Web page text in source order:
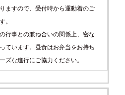
ますので、受付時から運動着のご
。
行事との兼ね合いの関係上、密な
ています。昼食はお弁当をお持ち
ズな進行にご協力ください。